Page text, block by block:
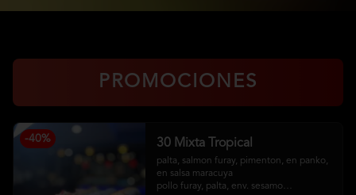
PROMOCIONES
-40% 30 Mixta Tropical
palta, salmon furay, pimenton, en panko,
en salsa maracuya
pollo furay, palta, env. sesamo